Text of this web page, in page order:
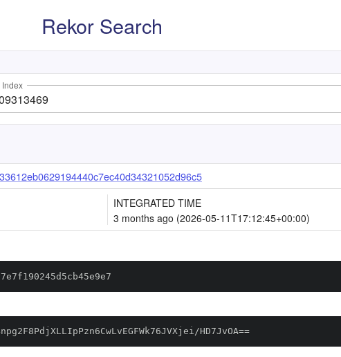
Rekor Search
Index
INTEGRATED TIME
3 months ago (2026-05-11T17:12:45+00:00)
HD7JvOA==